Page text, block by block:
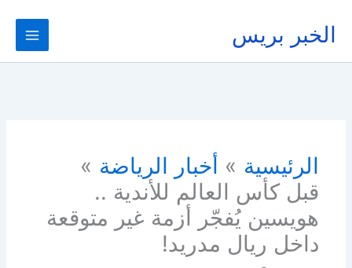
المحتوى
الخبر بريس
الرئيسية
أخبار الرياضة
قبل كأس العالم للأندية ..
هويسين يُفجّر أزمة غير متوقعة
داخل ريال مدريد!